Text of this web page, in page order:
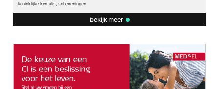
koninklijke kentalis, scheveningen
bekijk meer